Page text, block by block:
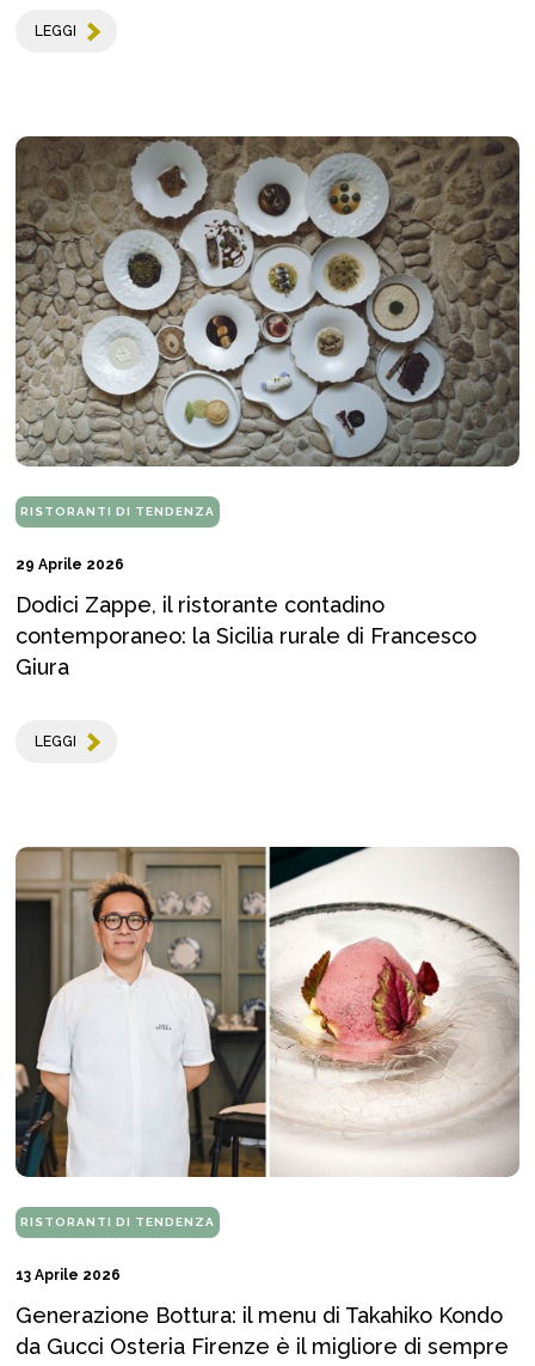
LEGGI
RISTORANTI DI TENDENZA
29 Aprile 2026
Dodici Zappe, il ristorante contadino
contemporaneo: la Sicilia rurale di Francesco
Giura
LEGGI
RISTORANTI DI TENDENZA
13 Aprile 2026
Generazione Bottura: il menu di Takahiko Kondo
da Gucci Osteria Firenze è il migliore di sempre